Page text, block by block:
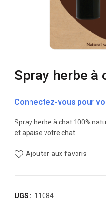
Spray herbe à
Connectez-vous pour
Spray herbe à chat 100%
et apaise votre chat.
Ajouter aux favoris
UGS : 11084